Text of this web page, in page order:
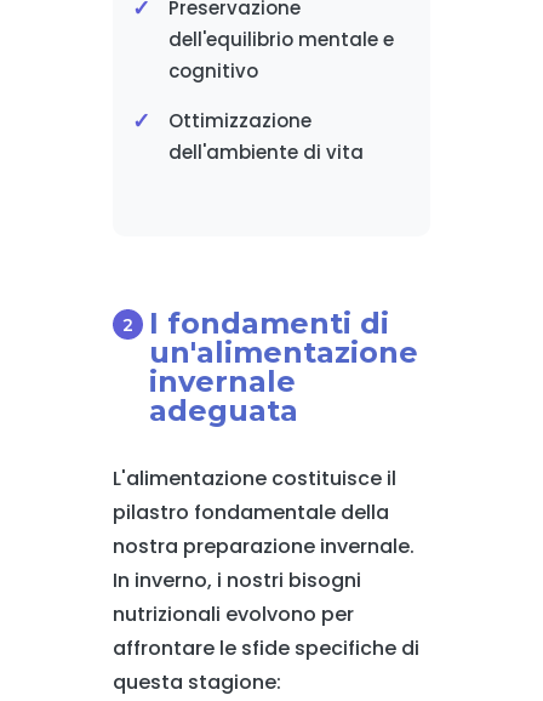
Preservazione
dell'equilibrio mentale e
cognitivo
Ottimizzazione
dell'ambiente di vita
I fondamenti di
un'alimentazione
invernale
adeguata
L'alimentazione costituisce il
pilastro fondamentale della
nostra preparazione invernale.
In inverno, i nostri bisogni
nutrizionali evolvono per
affrontare le sfide specifiche di
questa stagione: